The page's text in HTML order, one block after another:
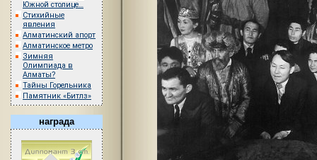
Южной столице…
Стихийные
явления
Алматинский апорт
Алматинское метро
Зимняя
Олимпиада в
Алматы?
Тайны Горельника
Памятник «Битлз»
награда